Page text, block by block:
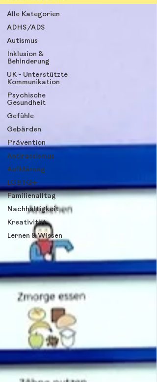
Alle Kategorien
ADHS/ADS
Autismus
Inklusion &
Behinderung
UK - Unterstützte
Kommunikation
Psychische
Gesundheit
Gefühle
Gebärden
Prävention
Antirassismus
Aufklärung
LGBTQ+
Familienalltag
Nachhaltigkeit
Kreativität
Lernen & Wissen